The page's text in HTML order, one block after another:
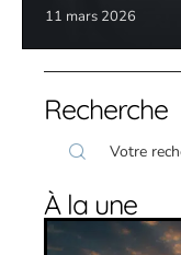
11 mars 2026
Recherche
À la une